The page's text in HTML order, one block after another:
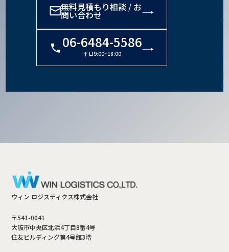
無料見積もり相談 / お
問い合わせ
06-6484-5586
平日9:00~18:00
ウィン ロジスティクス株式会社
〒541-0041
大阪市中央区北浜4丁目8番4号
住友ビルディング第4号館3階